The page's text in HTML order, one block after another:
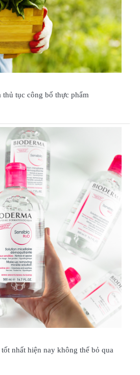
thủ tục công bố thực phẩm
nhất hiện nay không thể bỏ qua